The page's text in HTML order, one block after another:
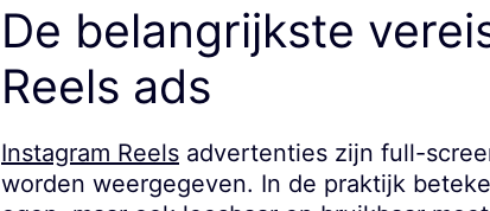
De belangrijkste
Reels ads
Instagram Reels advertenties zijn full-
worden weergegeven. In de praktijk